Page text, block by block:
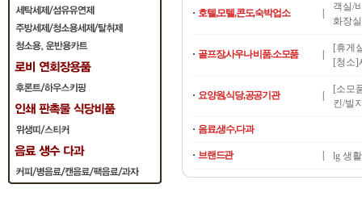
· 호텔,모텔,콘도,숙박업소
객실/
화장실
· 골프장,사우나 비품.소모품
[휴게
[청소]
· 요양원,식당,공공기관
[소모
킨/빌
· 음료,생수,다과
· 브랜드관 lg 생